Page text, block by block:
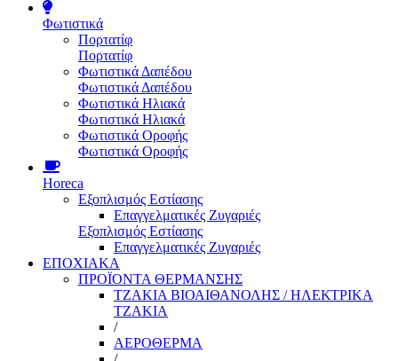
Φωτιστικά
Πορτατίφ
Πορτατίφ
Φωτιστικά Δαπέδου
Φωτιστικά Δαπέδου
Φωτιστικά Ηλιακά
Φωτιστικά Ηλιακά
Φωτιστικά Οροφής
Φωτιστικά Οροφής
Horeca
Εξοπλισμός Εστίασης
Επαγγελματικές Ζυγαριές
Εξοπλισμός Εστίασης
Επαγγελματικές Ζυγαριές
ΕΠΟΧΙΑΚΑ
ΠΡΟΪΟΝΤΑ ΘΕΡΜΑΝΣΗΣ
ΤΖΑΚΙΑ ΒΙΟΑΙΘΑΝΟΛΗΣ / ΗΛΕΚΤΡΙΚΑ
ΤΖΑΚΙΑ
/
ΑΕΡΟΘΕΡΜΑ